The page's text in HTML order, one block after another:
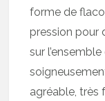
forme de
pression pour
sur
agréable, très